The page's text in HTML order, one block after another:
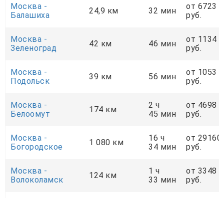
Москва -
Балашиха
24,9 км 32 мин
от 6723
руб.
Москва -
Зеленоград
42 км 46 мин
от 1134
руб.
Москва -
Подольск
39 км 56 мин
от 1053
руб.
Москва -
Белоомут
174 км
2 ч
45 мин
от 4698
руб.
Москва -
Богородское
1 080 км
16 ч
34 мин
от 29160
руб.
Москва -
Волоколамск
124 км
1 ч
33 мин
от 3348
руб.